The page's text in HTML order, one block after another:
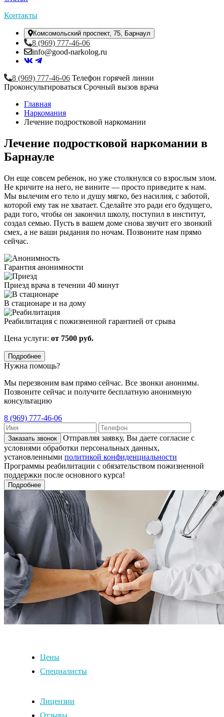
Контакты
Комсомольский проспект, 75, Барнаул
8 (969) 777-46-06
info@good-narkolog.ru
8 (969) 777-46-06 Телефон горячей линии
Проконсультироваться Срочный вызов врача
Главная
Наркомания
Лечение подростковой наркомании
Лечение подростковой наркомании в
Барнауле
Он еще совсем ребенок, но уже столкнулся со взрослым злом.
Не кричите на него, не вините — просто приведите к нам.
Мы вылечим его тело и душу мягко, без насилия, с заботой,
которой ему так не хватает. Сделайте это ради его будущего,
ради того, чтобы он закончил школу, поступил в институт,
создал семью. Пусть в вашем доме снова звучит его звонкий
смех, а не ваши рыдания по ночам. Позвоните нам прямо
сейчас.
Гарантия анонимности
Приезд врача в течении 40 минут
В стационаре и на дому
Реабилитация с пожизненной гарантией от срыва
Цена услуги: от 7500 руб.
Подробнее
Нужна помощь?
Мы перезвоним вам прямо сейчас. Все звонки анонимы.
Позвоните сейчас и получите бесплатную анонимную
консультацию
8 (969) 777-46-06
Заказать звонок
Отправляя заявку, Вы даете согласие с
условиями обработки персональных данных,
установленными политикой конфиденциальности
Программы реабилитации с обязательством пожизненной
поддержки после основного курса!
Подробнее
Цены
Специалисты
Лицензии
Отзывы